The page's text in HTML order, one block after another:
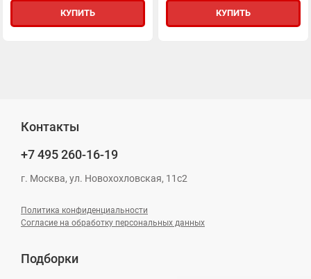
КУПИТЬ КУПИТЬ
Контакты
+7 495260-16-19
г. Москва, ул. Новохохловская, 11с2
Политика конфиденциальности
Согласие на обработку персональных данных
Подборки